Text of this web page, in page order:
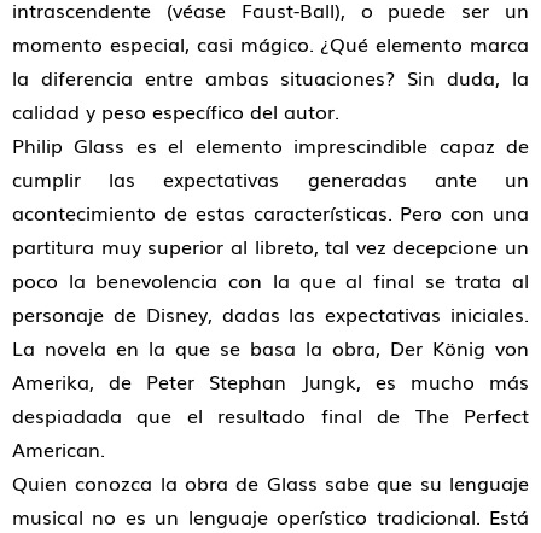
intrascendente (véase Faust-Ball), o puede ser un
momento especial, casi mágico. ¿Qué elemento marca
la diferencia entre ambas situaciones? Sin duda, la
calidad y peso específico del autor.
Philip Glass es el elemento imprescindible capaz de
cumplir las expectativas generadas ante un
acontecimiento de estas características. Pero con una
partitura muy superior al libreto, tal vez decepcione un
poco la benevolencia con la que al final se trata al
personaje de Disney, dadas las expectativas iniciales.
La novela en la que se basa la obra, Der König von
Amerika, de Peter Stephan Jungk, es mucho más
despiadada que el resultado final de The Perfect
American.
Quien conozca la obra de Glass sabe que su lenguaje
musical no es un lenguaje operístico tradicional. Está